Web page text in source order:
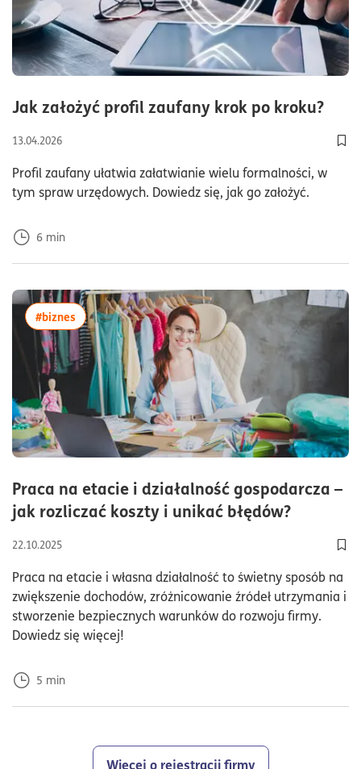
Jak założyć profil zaufany krok po kroku?
13.04.2026
Profil zaufany ułatwia załatwianie wielu formalności, w
tym spraw urzędowych. Dowiedz się, jak go założyć.
6 min
Praca na etacie i działalność gospodarcza –
jak rozliczać koszty i unikać błędów?czas
22.10.2025
Praca na etacie i własna działalność to świetny sposób na
zwiększenie dochodów, zróżnicowanie źródeł utrzymania i
stworzenie bezpiecznych warunków do rozwoju firmy.
Dowiedz się więcej!
5 min
#bizneswięcej artykułów z tagiem:#biznes
Więcej o rejestracji firmy